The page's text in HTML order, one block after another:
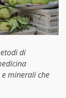
di
minerali che